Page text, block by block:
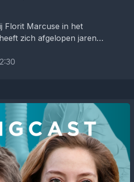
Florit Marcuse in het
zich afgelopen jaren
thymus expert en praat...